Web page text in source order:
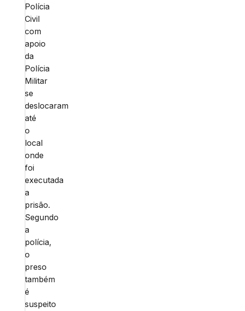
Polícia
Civil
com
apoio
da
Polícia
Militar
se
deslocaram
até
o
local
onde
foi
executada
a
prisão.
Segundo
a
polícia,
o
preso
também
é
suspeito